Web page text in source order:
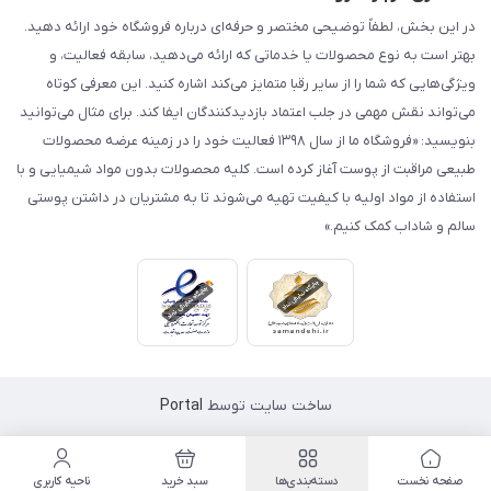
در این بخش، لطفاً توضیحی مختصر و حرفه‌ای درباره فروشگاه خود ارائه دهید.
بهتر است به نوع محصولات یا خدماتی که ارائه می‌دهید، سابقه فعالیت، و
ویژگی‌هایی که شما را از سایر رقبا متمایز می‌کند اشاره کنید. این معرفی کوتاه
می‌تواند نقش مهمی در جلب اعتماد بازدیدکنندگان ایفا کند. برای مثال می‌توانید
بنویسید: «فروشگاه ما از سال ۱۳۹۸ فعالیت خود را در زمینه عرضه محصولات
طبیعی مراقبت از پوست آغاز کرده است. کلیه محصولات بدون مواد شیمیایی و با
استفاده از مواد اولیه با کیفیت تهیه می‌شوند تا به مشتریان در داشتن پوستی
سالم و شاداب کمک کنیم.»
ساخت سایت توسط Portal
صفحه نخست دسته‌بندی‌ها سبد خرید ناحیه کاربری